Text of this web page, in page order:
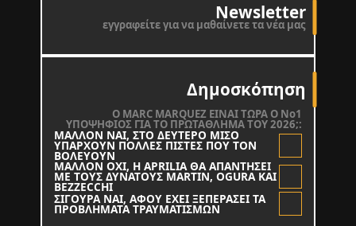
Newsletter
εγγραφείτε για να μαθαίνετε τα νέα μας
Δημοσκόπηση
O MARC MARQUEZ ΕΙΝΑΙ ΤΩΡΑ Ο Νο1
ΥΠΟΨΗΦΙΟΣ ΓΙΑ ΤΟ ΠΡΩΤΑΘΛΗΜΑ ΤΟΥ 2026;:
ΜΑΛΛΟΝ ΝΑΙ, ΣΤΟ ΔΕΥΤΕΡΟ ΜΙΣΟ
ΥΠΑΡΧΟΥΝ ΠΟΛΛΕΣ ΠΙΣΤΕΣ ΠΟΥ ΤΟΝ
ΒΟΛΕΥΟΥΝ
ΜΑΛΛΟΝ ΟΧΙ, Η APRILIA ΘΑ ΑΠΑΝΤΗΣΕΙ
ΜΕ ΤΟΥΣ ΔΥΝΑΤΟΥΣ MARTIN, OGURA KAI
BEZZECCHI
ΣΙΓΟΥΡΑ ΝΑΙ, ΑΦΟΥ ΕΧΕΙ ΞΕΠΕΡΑΣΕΙ ΤΑ
ΠΡΟΒΛΗΜΑΤΑ ΤΡΑΥΜΑΤΙΣΜΩΝ